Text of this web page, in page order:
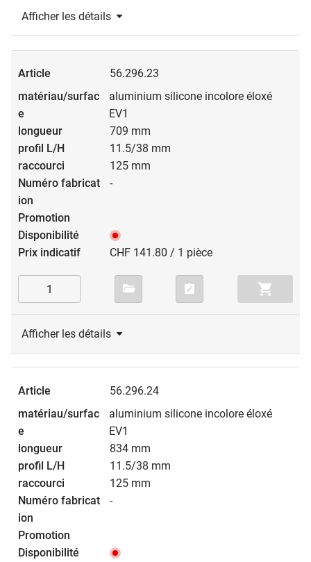
Afficher les détails
56.296.23
aluminium silicone incolore éloxé
EV1
709 mm
11.5/38 mm
125 mm
-
CHF 141.80 / 1 pièce
Afficher les détails
56.296.24
aluminium silicone incolore éloxé
EV1
834 mm
11.5/38 mm
125 mm
-